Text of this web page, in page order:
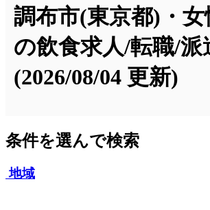
調布市(東京都)・女
の飲食求人/転職/派
(2026/08/04 更新)
条件を選んで検索
地域